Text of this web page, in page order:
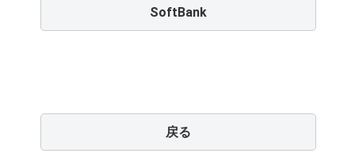
SoftBank
戻る